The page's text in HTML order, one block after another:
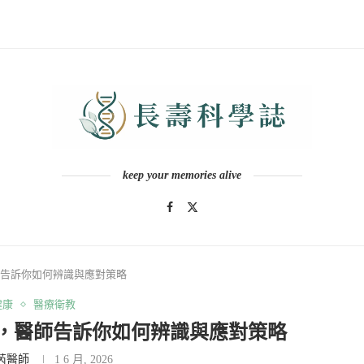
keep your memories alive
訴你如何辨識與應對策略
康 醫療衛教
醫師告訴你如何辨識與應對策略
醫師 1 6 月, 2026